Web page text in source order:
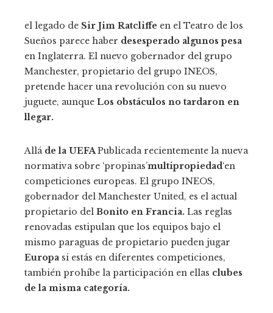
el legado de Sir Jim Ratcliffe en el Teatro de los
Sueños parece haber desesperado algunos pesa
en Inglaterra. El nuevo gobernador del grupo
Manchester, propietario del grupo INEOS,
pretende hacer una revolución con su nuevo
juguete, aunque Los obstáculos no tardaron en
llegar.
Allá de la UEFAPublicada recientemente la nueva
normativa sobre ‘propinas’multipropiedad‘en
competiciones europeas. El grupo INEOS,
gobernador del Manchester United, es el actual
propietario del Bonito en Francia. Las reglas
renovadas estipulan que los equipos bajo el
mismo paraguas de propietario pueden jugar
Europa si estás en diferentes competiciones,
también prohíbe la participación en ellas clubes
de la misma categoría.